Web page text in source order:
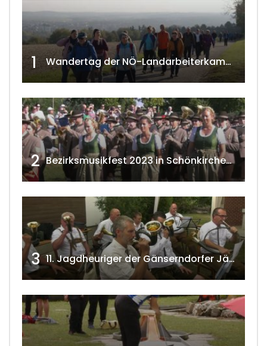
1 Wandertag der NÖ-Landarbeiterkammer in Hollabrunn 2024
2 Bezirksmusikfest 2023 in Schönkirchen-Reyersdorf
3 11. Jagdheuriger der Gänserndorfer Jäger 2020 w4tv166